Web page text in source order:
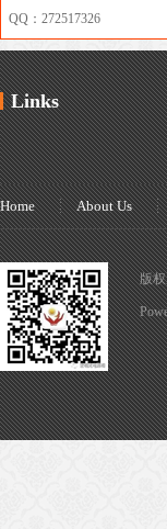
QQ：272517326
Links
Home About Us
版